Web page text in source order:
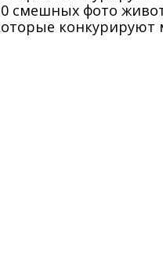
смешных фото
конкурируют